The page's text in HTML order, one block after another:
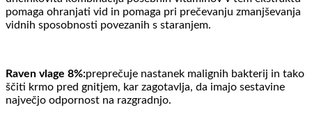
pomaga ohranjati vid in pomaga pri prečevanju zmanjševanja
vidnih sposobnosti povezanih s staranjem.
Raven vlage 8%:preprečuje nastanek malignih bakterij in tako
ščiti krmo pred gnitjem, kar zagotavlja, da imajo sestavine
največjo odpornost na razgradnjo.